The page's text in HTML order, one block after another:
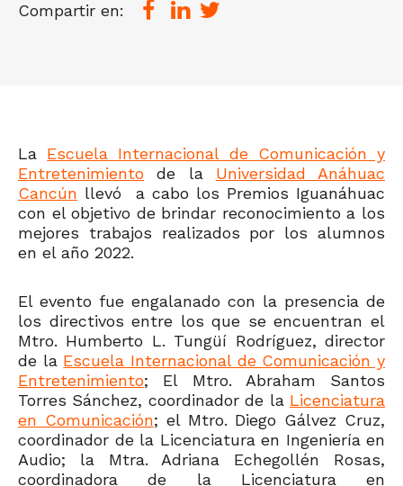
Compartir en:
La Escuela Internacional de Comunicación y
Entretenimiento de la Universidad Anáhuac
Cancún llevó a cabo los Premios Iguanáhuac
con el objetivo de brindar reconocimiento a los
mejores trabajos realizados por los alumnos
en el año 2022.
El evento fue engalanado con la presencia de
los directivos entre los que se encuentran el
Mtro. Humberto L. Tungüí Rodríguez, director
de la Escuela Internacional de Comunicación y
Entretenimiento; El Mtro. Abraham Santos
Torres Sánchez, coordinador de la Licenciatura
en Comunicación; el Mtro. Diego Gálvez Cruz,
coordinador de la Licenciatura en Ingeniería en
Audio; la Mtra. Adriana Echegollén Rosas,
coordinadora de la Licenciatura en